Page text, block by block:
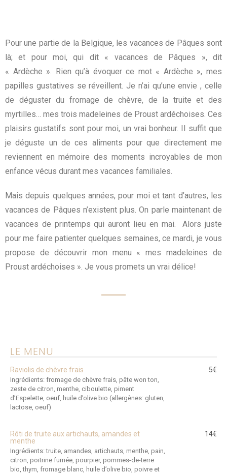
Pour une partie de la Belgique, les vacances de Pâques sont
là; et pour moi, qui dit « vacances de Pâques », dit
« Ardèche ». Rien qu’à évoquer ce mot « Ardèche », mes
papilles gustatives se réveillent. Je n’ai qu’une envie , celle
de déguster du fromage de chèvre, de la truite et des
myrtilles… mes trois madeleines de Proust ardéchoises. Ces
plaisirs gustatifs sont pour moi, un vrai bonheur. Il suffit que
je déguste un de ces aliments pour que directement me
reviennent en mémoire des moments incroyables de mon
enfance vécus durant mes vacances familiales.
Mais depuis quelques années, pour moi et tant d’autres, les
vacances de Pâques n’existent plus. On parle maintenant de
vacances de printemps qui auront lieu en mai. Alors juste
pour me faire patienter quelques semaines, ce mardi, je vous
propose de découvrir mon menu « mes madeleines de
Proust ardéchoises ». Je vous promets un vrai délice!
LE MENU
Raviolis de chèvre frais
Ingrédients: fromage de chèvre frais, pâte won ton,
zeste de citron, menthe, ciboulette, piment
d’Espelette, oeuf, huile d’olive bio (allergènes: gluten,
lactose, oeuf)
5€
Rôti de truite aux artichauts, amandes et
menthe
Ingrédients: truite, amandes, artichauts, menthe, pain,
citron, poitrine fumée, pourpier, pommes-de-terre
bio, thym, fromage blanc, huile d’olive bio, poivre et
14€